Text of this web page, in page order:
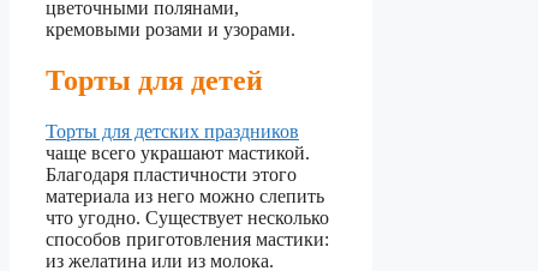
цветочными полянами,
кремовыми розами и узорами.
Торты для детей
Торты для детских праздников
чаще всего украшают мастикой.
Благодаря пластичности этого
материала из него можно слепить
что угодно. Существует несколько
способов приготовления мастики:
из желатина или из молока.